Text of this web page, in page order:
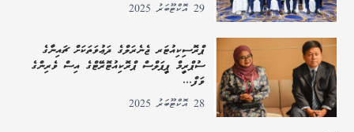
29 އޮކްޓޫބަރު 2025
ޕްރޮސިކިއުޓަރ ޖެނެރަލްގެ ދަޢުވަތަކަށް ޗައިނާގެ
ސުޕްރީމް ޕީޕަލްސް ޕްރޮކިއުޓޮރޭޓްގެ އިސް ވެރިންގެ
ވަފް...
28 އޮކްޓޫބަރު 2025